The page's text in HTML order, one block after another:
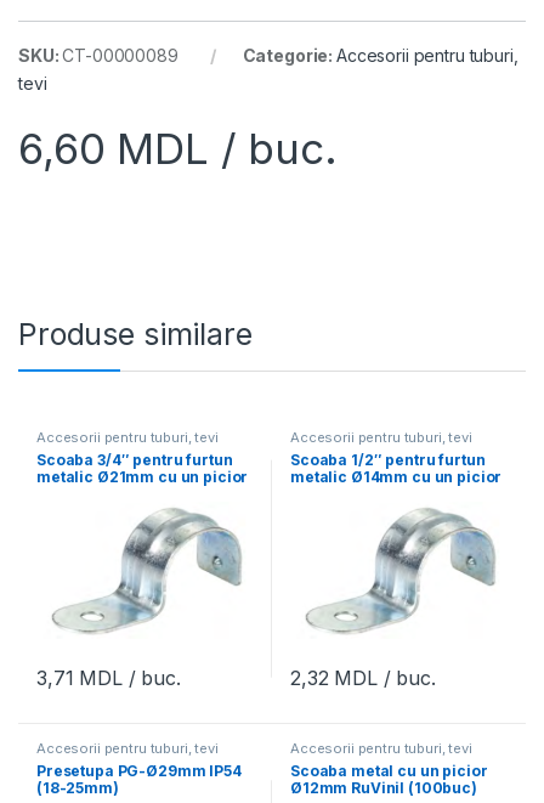
SKU:CT-00000089 Categorie: Accesorii pentru tuburi,
tevi
6,60 MDL / buc.
Produse similare
Accesorii pentru tuburi, tevi
Scoaba 3/4″ pentru furtun
metalic Ø21mm cu un picior
3,71 MDL/ buc.
Accesorii pentru tuburi, tevi
Scoaba 1/2″ pentru furtun
metalic Ø14mm cu un picior
2,32 MDL/ buc.
Accesorii pentru tuburi, tevi
Presetupa PG-Ø29mm IP54
(18-25mm)
Accesorii pentru tuburi, tevi
Scoaba metal cu un picior
Ø12mm RuVinil (100buc)